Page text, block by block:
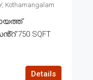
Kothamangalam
750 SQFT
Details